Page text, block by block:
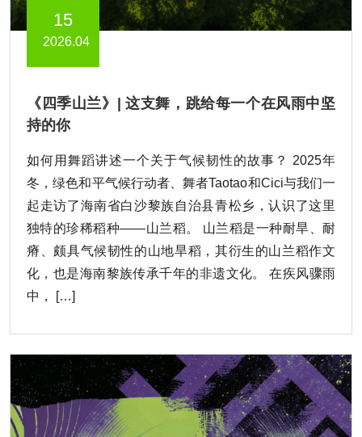
15
2026.04
《四季山兰》| 这支舞，跳给每一个在风雨中坚
持的你
如何用舞蹈讲述一个关于气候韧性的故事？ 2025年
冬，绿色和平气候行动者、舞者Taotao和Cici与我们一
起走访了海南省白沙黎族自治县青松乡，认识了这里
独特的珍稀稻种——山兰稻。 山兰稻是一种耐旱、耐
瘠、颇具气候韧性的山地旱稻，其衍生的山兰稻作文
化，也是海南黎族传承千年的非遗文化。 在疾风骤雨
中， […]